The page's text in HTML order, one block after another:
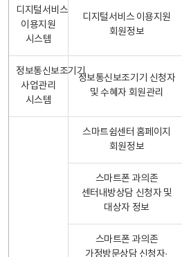
디지털서비스
이용지원
시스템
디지털서비스 이용지원
회원정보
정보통신보조기기
사업관리
시스템
정보통신보조기기 신청자
및 수혜자 회원관리
스마트쉼센터 홈페이지
회원정보
스마트폰 과의존
센터내방상담 신청자 및
대상자 정보
스마트폰 과의존
가정방문상담 신청자·